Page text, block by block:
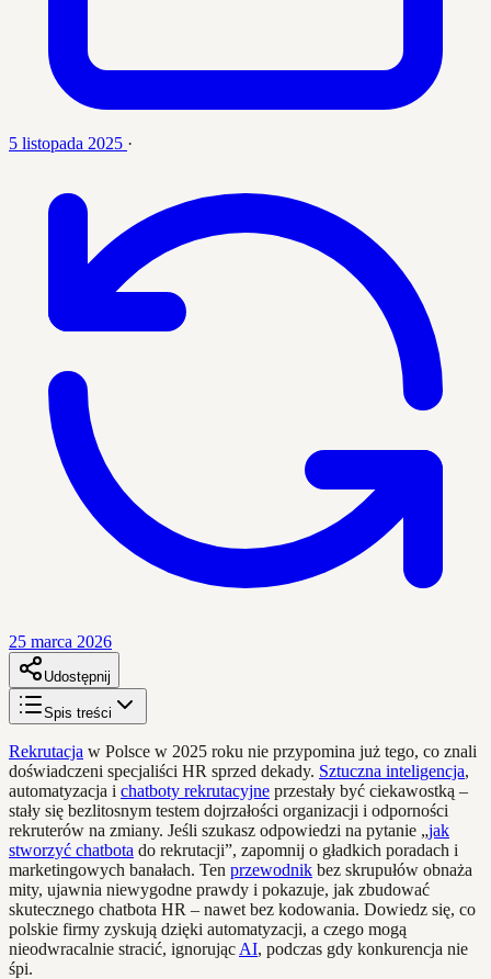
5 listopada 2025 ·
25 marca 2026
Udostępnij
Spis treści
Rekrutacja w Polsce w 2025 roku nie przypomina już tego, co znali
doświadczeni specjaliści HR sprzed dekady. Sztuczna inteligencja,
automatyzacja i chatboty rekrutacyjne przestały być ciekawostką –
stały się bezlitosnym testem dojrzałości organizacji i odporności
rekruterów na zmiany. Jeśli szukasz odpowiedzi na pytanie „jak
stworzyć chatbota do rekrutacji”, zapomnij o gładkich poradach i
marketingowych banałach. Ten przewodnik bez skrupułów obnaża
mity, ujawnia niewygodne prawdy i pokazuje, jak zbudować
skutecznego chatbota HR – nawet bez kodowania. Dowiedz się, co
polskie firmy zyskują dzięki automatyzacji, a czego mogą
nieodwracalnie stracić, ignorując AI, podczas gdy konkurencja nie
śpi.